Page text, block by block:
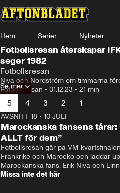
Hem Serier Nyheter
Fotbollsresan återskapar
seger 1982
Fotbollsresan
Niva och Nordström om timmarna
Fotbollsresan • 01.12.23 • 21 min
Se mer
5 4 3 2 1
AVSNITT 18 • 10 JULI
Marockanska fansens tårar:
ALLT för dem”
Fotbollsresan går på VM-
Frankrike och Marocko och laddar
Marockanska fans. Erik Niva och
av stimmig frukost, tutande kycklingar
Missa inte det här